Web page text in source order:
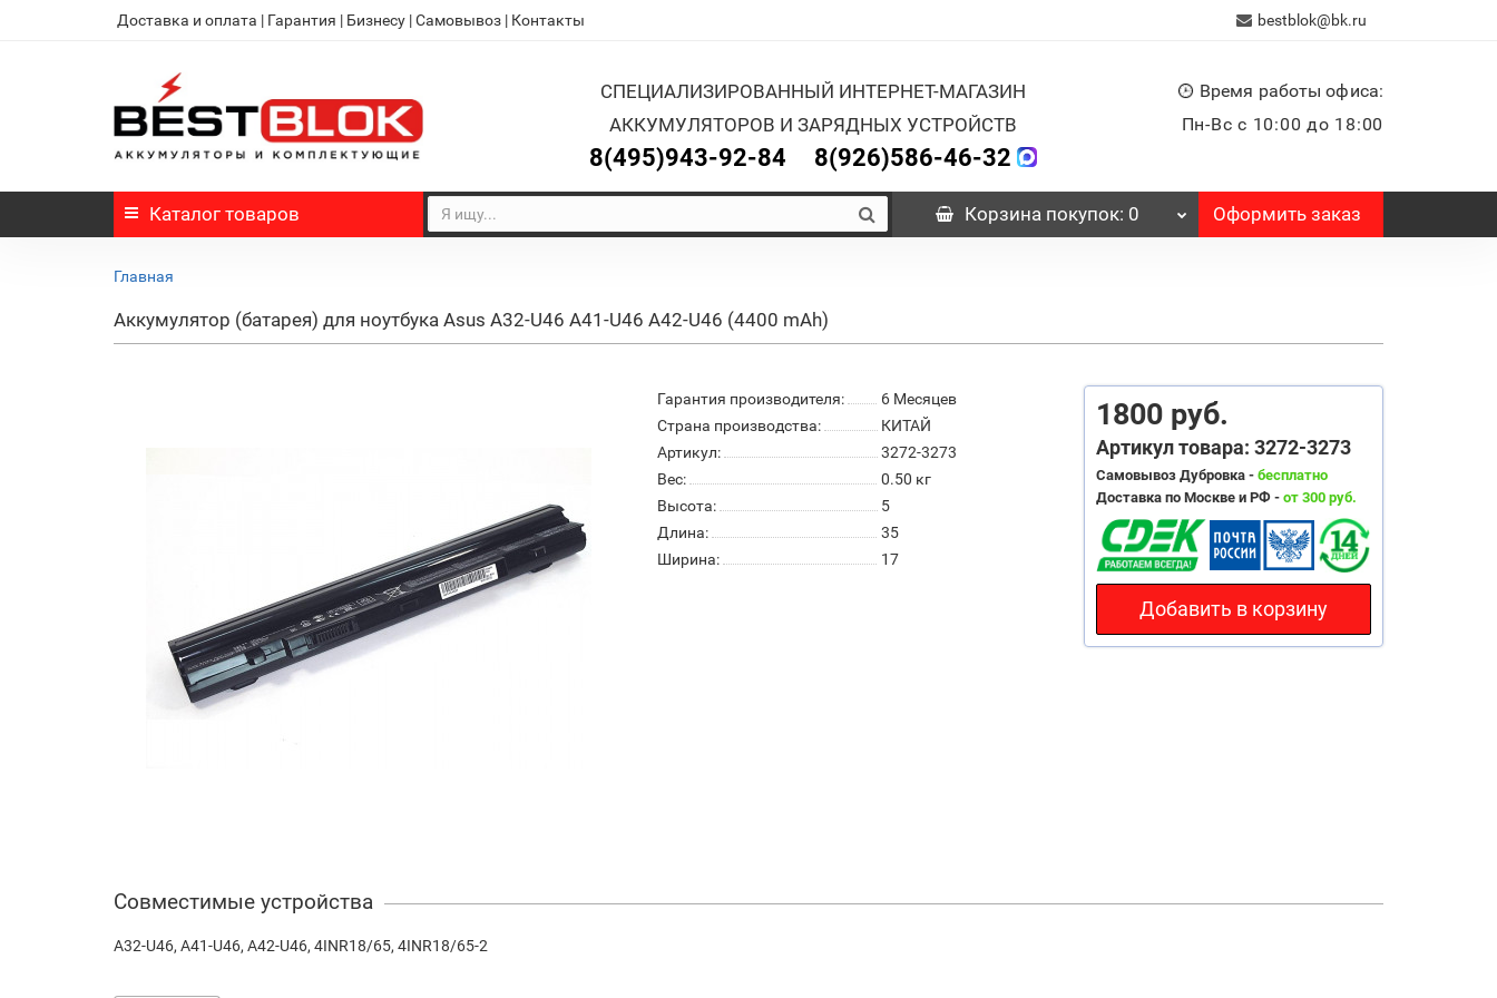
Доставка и оплата | Гарантия | Бизнесу |Самовывоз | Контакты bestblok@bk.ru
СПЕЦИАЛИЗИРОВАННЫЙ ИНТЕРНЕТ-МАГАЗИН
АККУМУЛЯТОРОВ И ЗАРЯДНЫХ УСТРОЙСТВ
8(495)943-92-84 8(926)586-46-32
Время работы офиса:
Пн-Вс с 10:00 до 18:00
Каталог товаров Корзина покупок: 0 Оформить заказ
Главная
Аккумулятор (батарея) для ноутбука Asus A32-U46 A41-U46 A42-U46 (4400 mAh)
Гарантия производителя:
6 Месяцев
Страна производства:
КИТАЙ
Артикул:
3272-3273
Вес:
0.50 кг
Высота:
5
Длина:
35
Ширина:
17
1800 руб.
Артикул товара: 3272-3273
Самовывоз Дубровка - бесплатно
Доставка по Москве и РФ - от 300 руб.
Добавить в корзину
Совместимые устройства
A32-U46, A41-U46, A42-U46, 4INR18/65, 4INR18/65-2